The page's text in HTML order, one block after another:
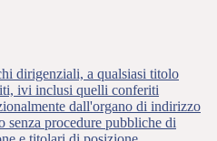
dirigenziali, a qualsiasi titolo
ivi inclusi quelli conferiti
dall'organo di indirizzo
senza procedure pubbliche di